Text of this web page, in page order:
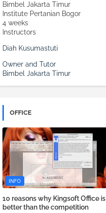
Bimbel Jakarta Timur
Institute Pertanian Bogor
4 weeks
Instructors
Diah Kusumastuti
Owner and Tutor
Bimbel Jakarta Timur
OFFICE
INFO
10 reasons why Kingsoft Office is
better than the competition